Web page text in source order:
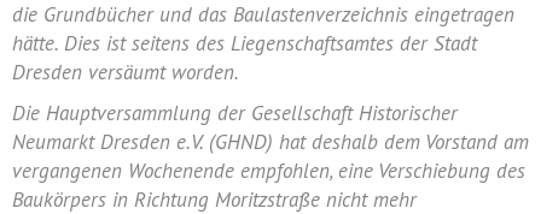
die Grundbücher und das Baulastenverzeichnis eingetragen
hätte. Dies ist seitens des Liegenschaftsamtes der Stadt
Dresden versäumt worden.
Die Hauptversammlung der Gesellschaft Historischer
Neumarkt Dresden e.V. (GHND) hat deshalb dem Vorstand am
vergangenen Wochenende empfohlen, eine Verschiebung des
Baukörpers in Richtung Moritzstraße nicht mehr